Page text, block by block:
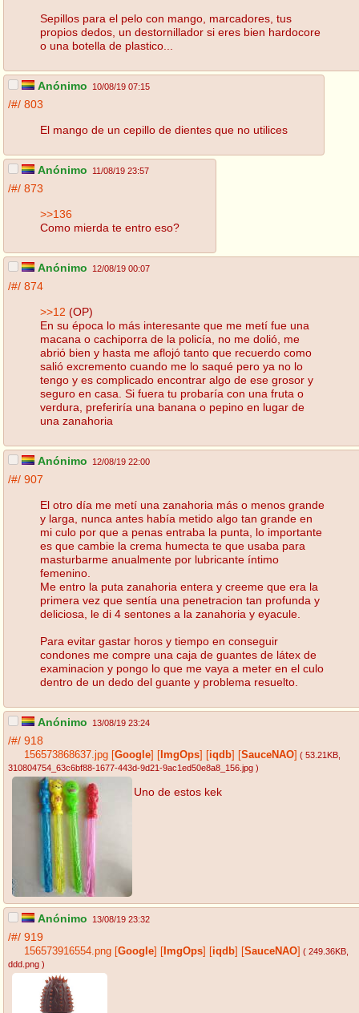
Sepillos para el pelo con mango, marcadores, tus
propios dedos, un destornillador si eres bien hardocore
o una botella de plastico...
Anónimo 10/08/19 07:15
/#/ 803
El mango de un cepillo de dientes que no utilices
Anónimo 11/08/19 23:57
/#/ 873
>>136
Como mierda te entro eso?
Anónimo 12/08/19 00:07
/#/ 874
>>12 (OP)
En su época lo más interesante que me metí fue una
macana o cachiporra de la policía, no me dolió, me
abrió bien y hasta me aflojó tanto que recuerdo como
salió excremento cuando me lo saqué pero ya no lo
tengo y es complicado encontrar algo de ese grosor y
seguro en casa. Si fuera tu probaría con una fruta o
verdura, preferiría una banana o pepino en lugar de
una zanahoria
Anónimo 12/08/19 22:00
/#/ 907
El otro día me metí una zanahoria más o menos grande
y larga, nunca antes había metido algo tan grande en
mi culo por que a penas entraba la punta, lo importante
es que cambie la crema humecta te que usaba para
masturbarme anualmente por lubricante íntimo
femenino.
Me entro la puta zanahoria entera y creeme que era la
primera vez que sentía una penetracion tan profunda y
deliciosa, le di 4 sentones a la zanahoria y eyacule.
Para evitar gastar horos y tiempo en conseguir
condones me compre una caja de guantes de látex de
examinacion y pongo lo que me vaya a meter en el culo
dentro de un dedo del guante y problema resuelto.
Anónimo 13/08/19 23:24
/#/ 918
156573868637.jpg Google ImgOps iqdb SauceNAO ( 53.21KB
310804754_63c6bf88-1677-443d-9d21-9ac1ed50e8a8_156.jpg )
Uno de estos kek
Anónimo 13/08/19 23:32
/#/ 919
156573916554.png Google ImgOps iqdb SauceNAO ( 249.36KB
ddd.png )